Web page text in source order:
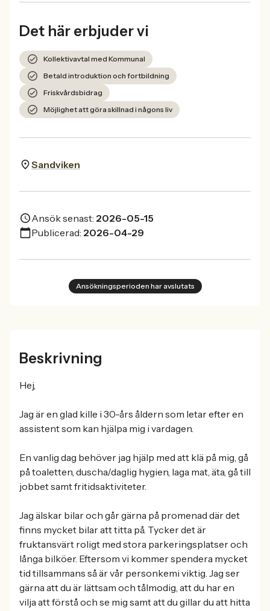
Det här erbjuder vi
Kollektivavtal med Kommunal
Betald introduktion och fortbildning
Friskvårdsbidrag
Möjlighet att göra skillnad i någons liv
Sandviken
Ansök senast: 2026-05-15
Publicerad: 2026-04-29
Ansökningsperioden har avslutats
Beskrivning
Hej,
Jag är en glad kille i 30-års åldern som letar efter en
assistent som kan hjälpa mig i vardagen.
En vanlig dag behöver jag hjälp med att klä på mig, gå
på toaletten, duscha/daglig hygien, laga mat, äta, gå till
jobbet samt fritidsaktiviteter.
Jag älskar bilar och går gärna på promenad där det
finns mycket bilar att titta på. Tycker det är
fruktansvärt roligt med stora parkeringsplatser och
långa bilköer. Eftersom vi kommer spendera mycket
tid tillsammans så är vår personkemi viktig. Jag ser
gärna att du är lättsam och tålmodig, att du har en
vilja att förstå och se mig samt att du gillar du att hitta